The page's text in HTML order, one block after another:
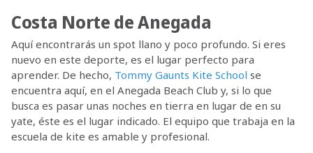
Costa Norte de Anegada
Aquí encontrarás un spot llano y poco profundo. Si eres
nuevo en este deporte, es el lugar perfecto para
aprender. De hecho, Tommy Gaunts Kite School se
encuentra aquí, en el Anegada Beach Club y, si lo que
busca es pasar unas noches en tierra en lugar de en su
yate, éste es el lugar indicado. El equipo que trabaja en la
escuela de kite es amable y profesional.